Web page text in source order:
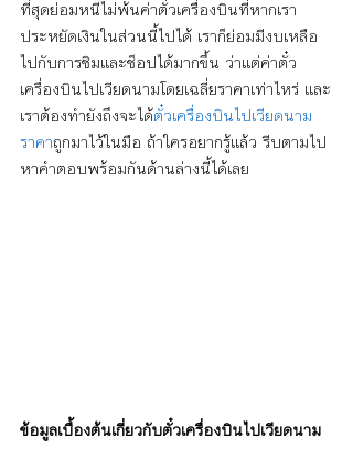
ที่สุดย่อมหนีไม่พ้นค่าตั๋วเครื่องบินที่หากเรา
ประหยัดเงินในส่วนนี้ไปได้ เราก็ย่อมมีงบเหลือ
ไปกับการชิมและช็อปได้มากขึ้น ว่าแต่ค่าตั๋ว
เครื่องบินไปเวียดนามโดยเฉลี่ยราคาเท่าไหร่ และ
เราต้องทำยังถึงจะได้ตั๋วเครื่องบินไปเวียดนาม
ราคาถูกมาไว้ในมือ ถ้าใครอยากรู้แล้ว รีบตามไป
หาคำตอบพร้อมกันด้านล่างนี้ได้เลย
ข้อมูลเบื้องต้นเกี่ยวกับตั๋วเครื่องบินไปเวียดนาม